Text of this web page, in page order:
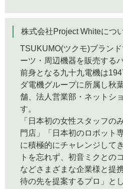
株式会社Project Whiteにつ
TSUKUMO(ツクモ)ブラン
ーツ・周辺機器を販売する
前身となる九十九電機は
ダ電機グループに所属し秋
舗、法人営業部・ネットシ
す。
「日本初の女性スタッフの
門店」「日本初のロボット
に積極的にチャレンジして
トを忘れず、初音ミクとの
などさまざまな企業様と提
待の先を提案するプロ」と